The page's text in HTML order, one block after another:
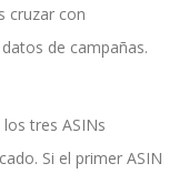
cruzar con
de campañas.
tres ASINs
Si el primer ASIN